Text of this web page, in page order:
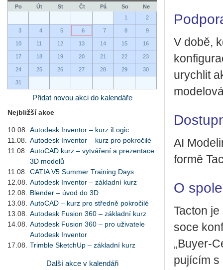
Po Út St Čt Pá So
Ne
1
2
3 4 5 6 7 8 9
10 11 12 13 14 15 16
17 18 19 20 21 22 23
24 25 26 27 28 29 30
31
Přidat novou akci do kalendáře
Nejbližší akce
10.08.
Autodesk Inventor – kurz iLogic
11.08.
Autodesk Inventor – kurz pro pokročilé
11.08.
AutoCAD kurz – vytváření a prezentace
3D modelů
11.08.
CATIA V5 Summer Training Days
12.08.
Autodesk Inventor – základní kurz
12.08.
Blender – úvod do 3D
13.08.
AutoCAD – kurz pro středně pokročilé
13.08.
Autodesk Fusion 360 – základní kurz
14.08.
Autodesk Fusion 360 – pro uživatele
Autodesk Inventor
17.08.
Trimble SketchUp – základní kurz
Další akce v kalendáři
V době,
urych­lit
AI
for­mě
O
Tac­ton
so­ce
„Buyer-
pu­jí­cím